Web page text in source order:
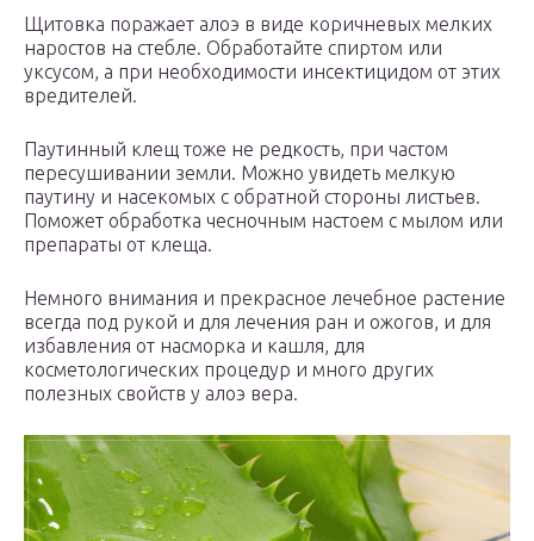
Щитовка поражает алоэ в виде коричневых мелких
наростов на стебле. Обработайте спиртом или
уксусом, а при необходимости инсектицидом от этих
вредителей.
Паутинный клещ тоже не редкость, при частом
пересушивании земли. Можно увидеть мелкую
паутину и насекомых с обратной стороны листьев.
Поможет обработка чесночным настоем с мылом или
препараты от клеща.
Немного внимания и прекрасное лечебное растение
всегда под рукой и для лечения ран и ожогов, и для
избавления от насморка и кашля, для
косметологических процедур и много других
полезных свойств у алоэ вера.